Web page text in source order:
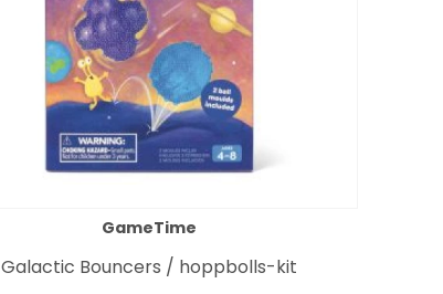
GameTime
Galactic Bouncers / hoppbolls-kit